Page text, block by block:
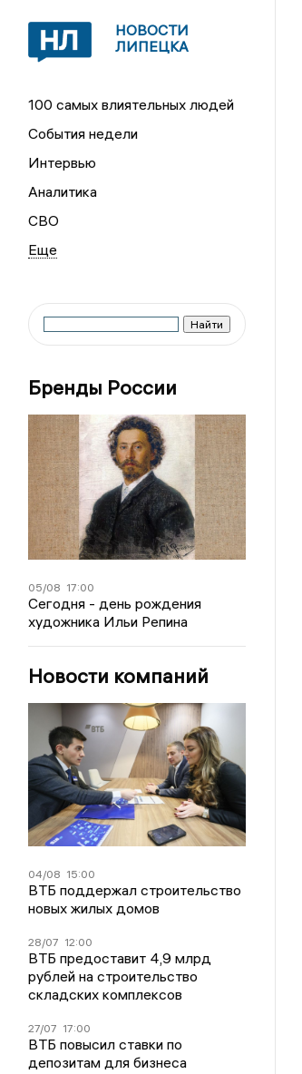
НОВОСТИ
ЛИПЕЦКА
100 самых влиятельных людей
События недели
Интервью
Аналитика
СВО
Бренды России
05/08 17:00
Сегодня - день рождения
художника Ильи Репина
Новости компаний
04/08 15:00
ВТБ поддержал строительство
новых жилых домов
28/07 12:00
ВТБ предоставит 4,9 млрд
рублей на строительство
складских комплексов
27/07 17:00
ВТБ повысил ставки по
депозитам для бизнеса